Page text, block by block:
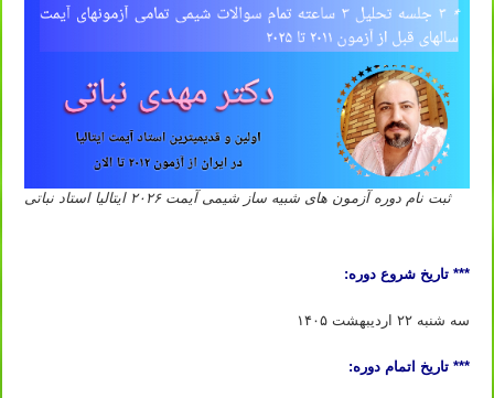
ثبت نام دوره آزمون های شبیه ساز شیمی آیمت ۲۰۲۶ ایتالیا استاد نباتی
*** تاریخ شروع دوره:
سه شنبه ۲۲ اردیبهشت ۱۴۰۵
*** تاریخ اتمام دوره: